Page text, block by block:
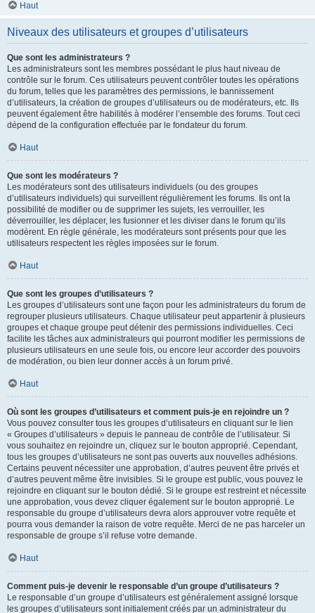
Haut
Niveaux des utilisateurs et groupes d’utilisateurs
Que sont les administrateurs ?
Les administrateurs sont les membres possédant le plus haut niveau de
contrôle sur le forum. Ces utilisateurs peuvent contrôler toutes les opérations
du forum, telles que les paramètres des permissions, le bannissement
d’utilisateurs, la création de groupes d’utilisateurs ou de modérateurs, etc. Ils
peuvent également être habilités à modérer l’ensemble des forums. Tout ceci
dépend de la configuration effectuée par le fondateur du forum.
Haut
Que sont les modérateurs ?
Les modérateurs sont des utilisateurs individuels (ou des groupes
d’utilisateurs individuels) qui surveillent régulièrement les forums. Ils ont la
possibilité de modifier ou de supprimer les sujets, les verrouiller, les
déverrouiller, les déplacer, les fusionner et les diviser dans le forum qu’ils
modèrent. En règle générale, les modérateurs sont présents pour que les
utilisateurs respectent les règles imposées sur le forum.
Haut
Que sont les groupes d’utilisateurs ?
Les groupes d’utilisateurs sont une façon pour les administrateurs du forum de
regrouper plusieurs utilisateurs. Chaque utilisateur peut appartenir à plusieurs
groupes et chaque groupe peut détenir des permissions individuelles. Ceci
facilite les tâches aux administrateurs qui pourront modifier les permissions de
plusieurs utilisateurs en une seule fois, ou encore leur accorder des pouvoirs
de modération, ou bien leur donner accès à un forum privé.
Haut
Où sont les groupes d’utilisateurs et comment puis-je en rejoindre un ?
Vous pouvez consulter tous les groupes d’utilisateurs en cliquant sur le lien
« Groupes d’utilisateurs » depuis le panneau de contrôle de l’utilisateur. Si
vous souhaitez en rejoindre un, cliquez sur le bouton approprié. Cependant,
tous les groupes d’utilisateurs ne sont pas ouverts aux nouvelles adhésions.
Certains peuvent nécessiter une approbation, d’autres peuvent être privés et
d’autres peuvent même être invisibles. Si le groupe est public, vous pouvez le
rejoindre en cliquant sur le bouton dédié. Si le groupe est restreint et nécessite
une approbation, vous devez cliquer également sur le bouton approprié. Le
responsable du groupe d’utilisateurs devra alors approuver votre requête et
pourra vous demander la raison de votre requête. Merci de ne pas harceler un
responsable de groupe s’il refuse votre demande.
Haut
Comment puis-je devenir le responsable d’un groupe d’utilisateurs ?
Le responsable d’un groupe d’utilisateurs est généralement assigné lorsque
les groupes d’utilisateurs sont initialement créés par un administrateur du